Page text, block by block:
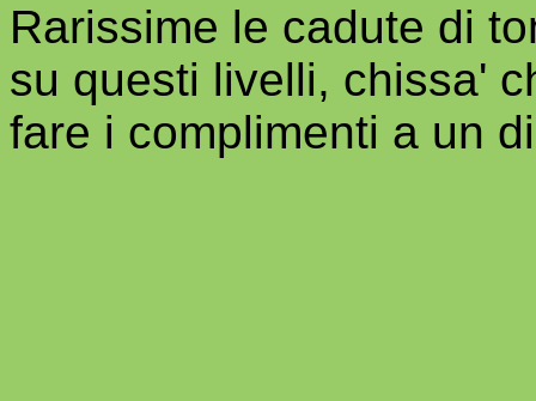
Rarissime le cadute di
su questi livelli, chissa'
fare i complimenti a un